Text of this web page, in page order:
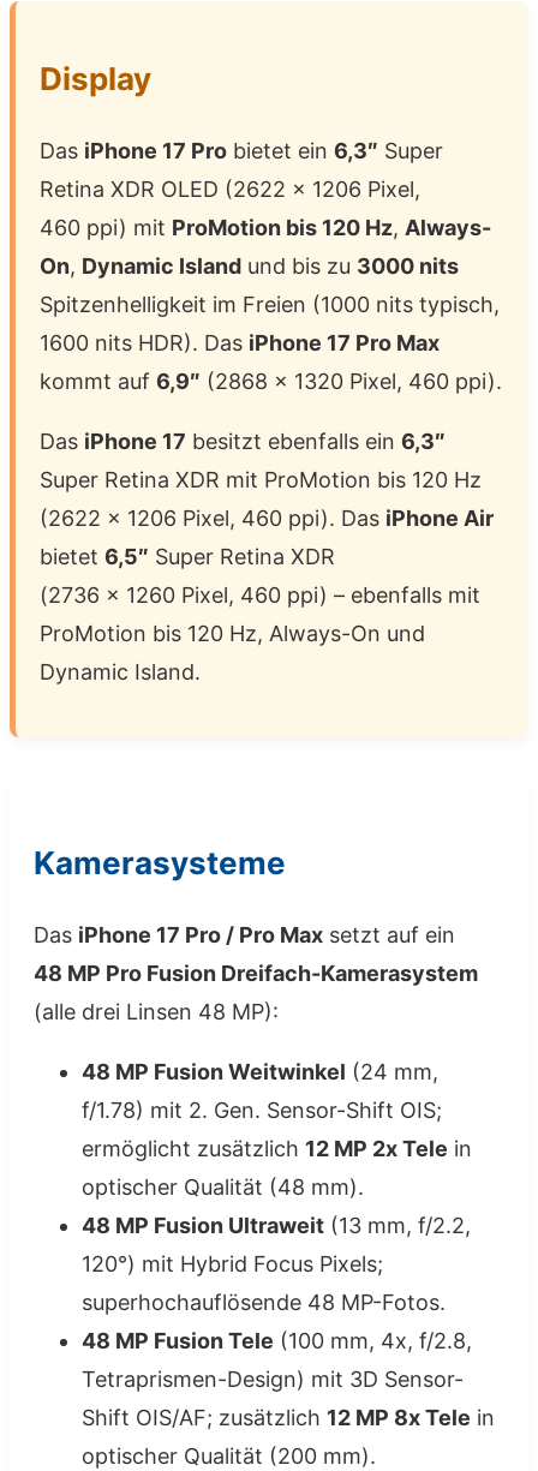
Display
Das iPhone 17 Pro bietet ein 6,3″ Super
Retina XDR OLED (2622 x 1206 Pixel,
460 ppi) mit ProMotion bis 120 Hz, Always-
On, Dynamic Island und bis zu 3000 nits
Spitzenhelligkeit im Freien (1000 nits typisch,
1600 nits HDR). Das iPhone 17 Pro Max
kommt auf 6,9″ (2868 x 1320 Pixel, 460 ppi).
Das iPhone 17 besitzt ebenfalls ein 6,3″
Super Retina XDR mit ProMotion bis 120 Hz
(2622 x 1206 Pixel, 460 ppi). Das iPhone Air
bietet 6,5″ Super Retina XDR
(2736 x 1260 Pixel, 460 ppi) – ebenfalls mit
ProMotion bis 120 Hz, Always-On und
Dynamic Island.
Kamerasysteme
Das iPhone 17 Pro / Pro Max setzt auf ein
48 MP Pro Fusion Dreifach-Kamerasystem
(alle drei Linsen 48 MP):
48 MP Fusion Weitwinkel (24 mm,
f/1.78) mit 2. Gen. Sensor-Shift OIS;
ermöglicht zusätzlich 12 MP 2x Tele in
optischer Qualität (48 mm).
48 MP Fusion Ultraweit (13 mm, f/2.2,
120°) mit Hybrid Focus Pixels;
superhochauflösende 48 MP-Fotos.
48 MP Fusion Tele (100 mm, 4x, f/2.8,
Tetraprismen-Design) mit 3D Sensor-
Shift OIS/AF; zusätzlich 12 MP 8x Tele in
optischer Qualität (200 mm).